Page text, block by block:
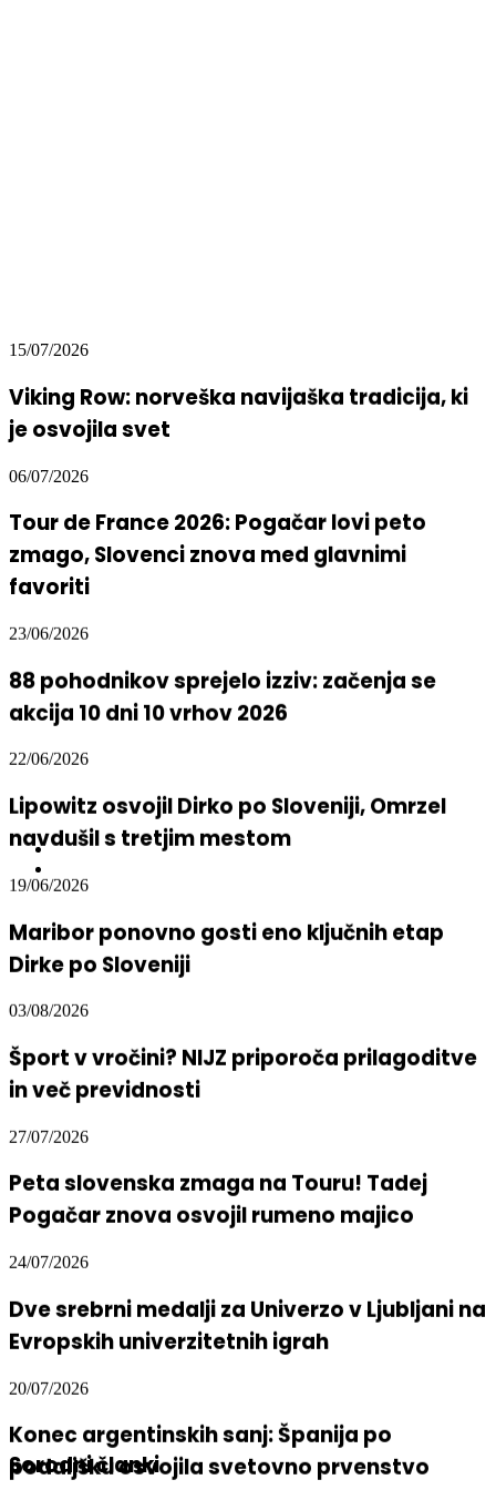
15/07/2026
Viking Row: norveška navijaška tradicija, ki
je osvojila svet
06/07/2026
Tour de France 2026: Pogačar lovi peto
zmago, Slovenci znova med glavnimi
favoriti
23/06/2026
88 pohodnikov sprejelo izziv: začenja se
akcija 10 dni 10 vrhov 2026
22/06/2026
Lipowitz osvojil Dirko po Sloveniji, Omrzel
navdušil s tretjim mestom
19/06/2026
Maribor ponovno gosti eno ključnih etap
Dirke po Sloveniji
03/08/2026
Šport v vročini? NIJZ priporoča prilagoditve
in več previdnosti
27/07/2026
Peta slovenska zmaga na Touru! Tadej
Pogačar znova osvojil rumeno majico
24/07/2026
Dve srebrni medalji za Univerzo v Ljubljani na
Evropskih univerzitetnih igrah
20/07/2026
Konec argentinskih sanj: Španija po
podaljšku osvojila svetovno prvenstvo